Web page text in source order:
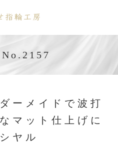
ーメイドで波打
マット仕上げに
ヤル